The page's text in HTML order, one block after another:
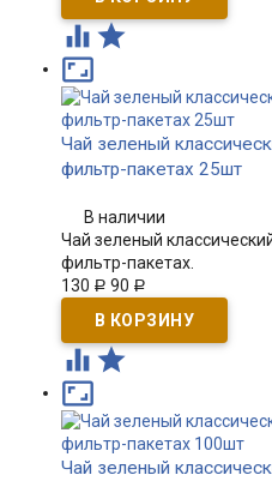
 

Чай зеленый
фильтр-пакетах 25шт
В наличии
Чай зеленый
фильтр-пакетах.
130 Р 90 Р
 

Чай зеленый